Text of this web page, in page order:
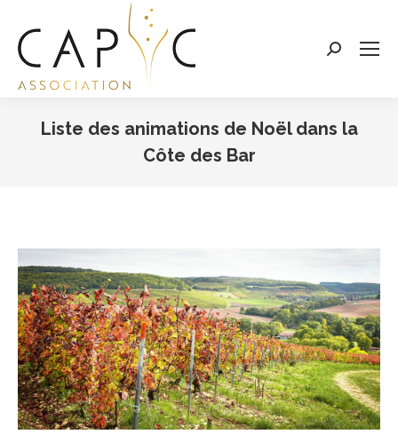
Search:
Liste des animations de Noël dans la
Côte des Bar